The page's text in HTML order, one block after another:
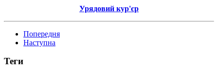
Урядовий кур'єр
Попередня
Наступна
Теги